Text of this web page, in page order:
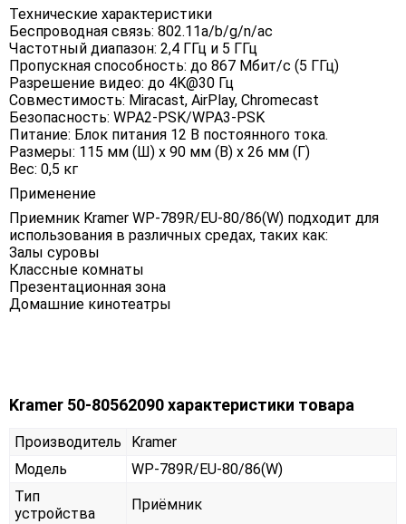
Технические характеристики
Беспроводная связь: 802.11a/b/g/n/ac
Частотный диапазон: 2,4 ГГц и 5 ГГц
Пропускная способность: до 867 Мбит/с (5 ГГц)
Разрешение видео: до 4K@30 Гц
Совместимость: Miracast, AirPlay, Chromecast
Безопасность: WPA2-PSK/WPA3-PSK
Питание: Блок питания 12 В постоянного тока.
Размеры: 115 мм (Ш) x 90 мм (В) x 26 мм (Г)
Вес: 0,5 кг
Применение
Приемник Kramer WP-789R/EU-80/86(W) подходит для
использования в различных средах, таких как:
Залы суровы
Классные комнаты
Презентационная зона
Домашние кинотеатры
Kramer 50-80562090 характеристики товара
Производитель
Kramer
Модель
WP-789R/EU-80/86(W)
Тип
устройства
Приёмник